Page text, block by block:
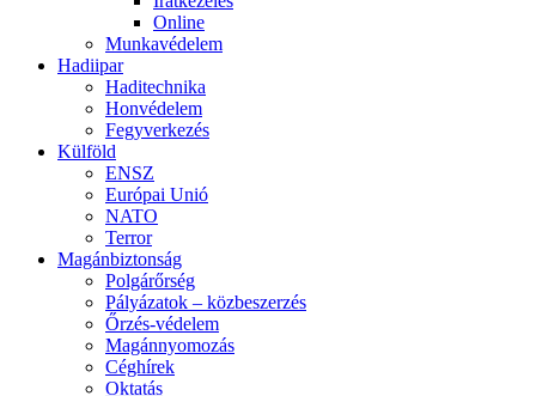
Online
Munkavédelem
Hadiipar
Haditechnika
Honvédelem
Fegyverkezés
Külföld
ENSZ
Európai Unió
NATO
Terror
Magánbiztonság
Polgárőrség
Pályázatok – közbeszerzés
Őrzés-védelem
Magánnyomozás
Céghírek
Oktatás